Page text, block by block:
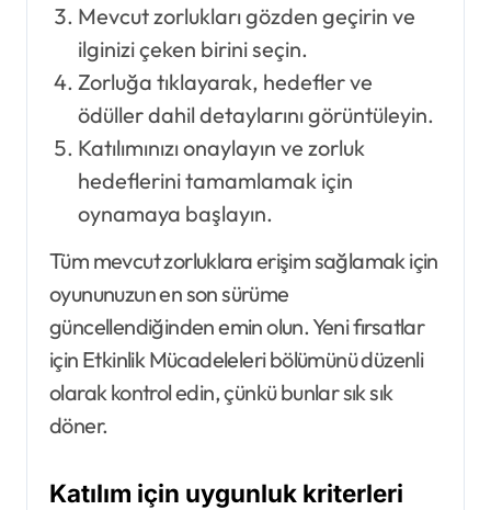
Mevcut zorlukları gözden geçirin ve
ilginizi çeken birini seçin.
Zorluğa tıklayarak, hedefler ve
ödüller dahil detaylarını görüntüleyin.
Katılımınızı onaylayın ve zorluk
hedeflerini tamamlamak için
oynamaya başlayın.
Tüm mevcut zorluklara erişim sağlamak için
oyununuzun en son sürüme
güncellendiğinden emin olun. Yeni fırsatlar
için Etkinlik Mücadeleleri bölümünü düzenli
olarak kontrol edin, çünkü bunlar sık sık
döner.
Katılım için uygunluk kriterleri